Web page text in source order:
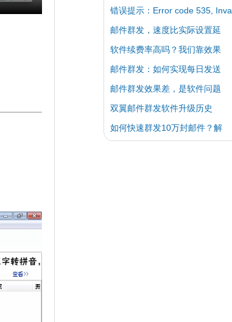
错误提示：Error code 535, Inva
邮件群发，速度比实际设置延
软件续费率高吗？我们靠效果
邮件群发：如何实现每日发送
邮件群发效果差，是软件问题
双翼邮件群发软件升级历史
如何快速群发10万封邮件？解